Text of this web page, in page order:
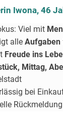
Iwona, 46
Viel mit
alle Aufgaben
Freude ins
Mittag,
bei